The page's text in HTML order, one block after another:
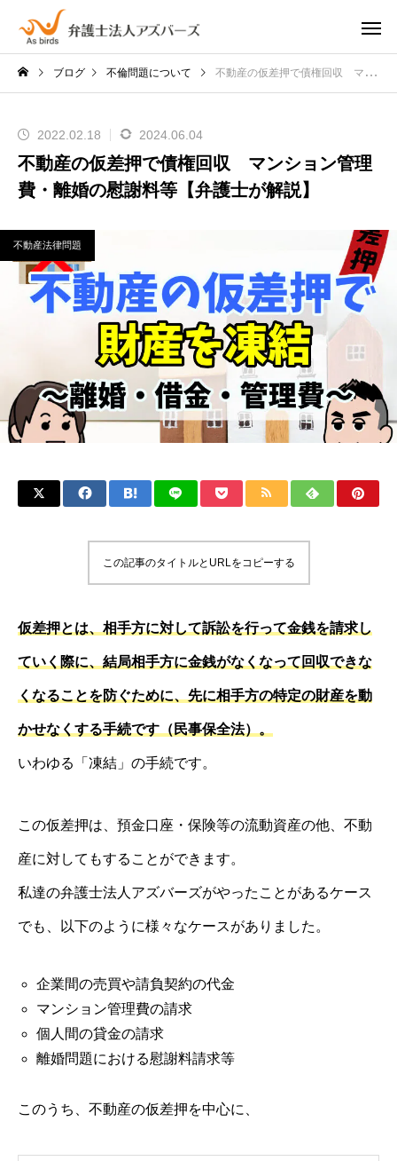
ブログ 不倫問題について 不動産の仮差押で債権回収 マンション管理費・離婚の慰謝料等【弁護士が解説】
2022.02.18 2024.06.04
不動産の仮差押で債権回収 マンション管理
費・離婚の慰謝料等【弁護士が解説】
不動産法律問題
この記事のタイトルとURLをコピーする
仮差押とは、相手方に対して訴訟を行って金銭を請求し
ていく際に、結局相手方に金銭がなくなって回収できな
くなることを防ぐために、先に相手方の特定の財産を動
かせなくする手続です（民事保全法）。
いわゆる「凍結」の手続です。
この仮差押は、預金口座・保険等の流動資産の他、不動
産に対してもすることができます。
私達の弁護士法人アズバーズがやったことがあるケース
でも、以下のように様々なケースがありました。
企業間の売買や請負契約の代金
マンション管理費の請求
個人間の貸金の請求
離婚問題における慰謝料請求等
このうち、不動産の仮差押を中心に、